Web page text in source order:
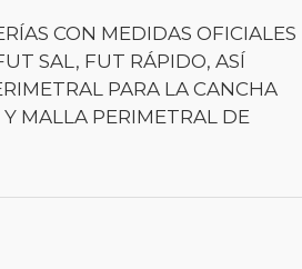
CON MEDIDAS OFICIALES
SAL, FUT RÁPIDO, ASÍ
PARA LA CANCHA
MALLA PERIMETRAL DE